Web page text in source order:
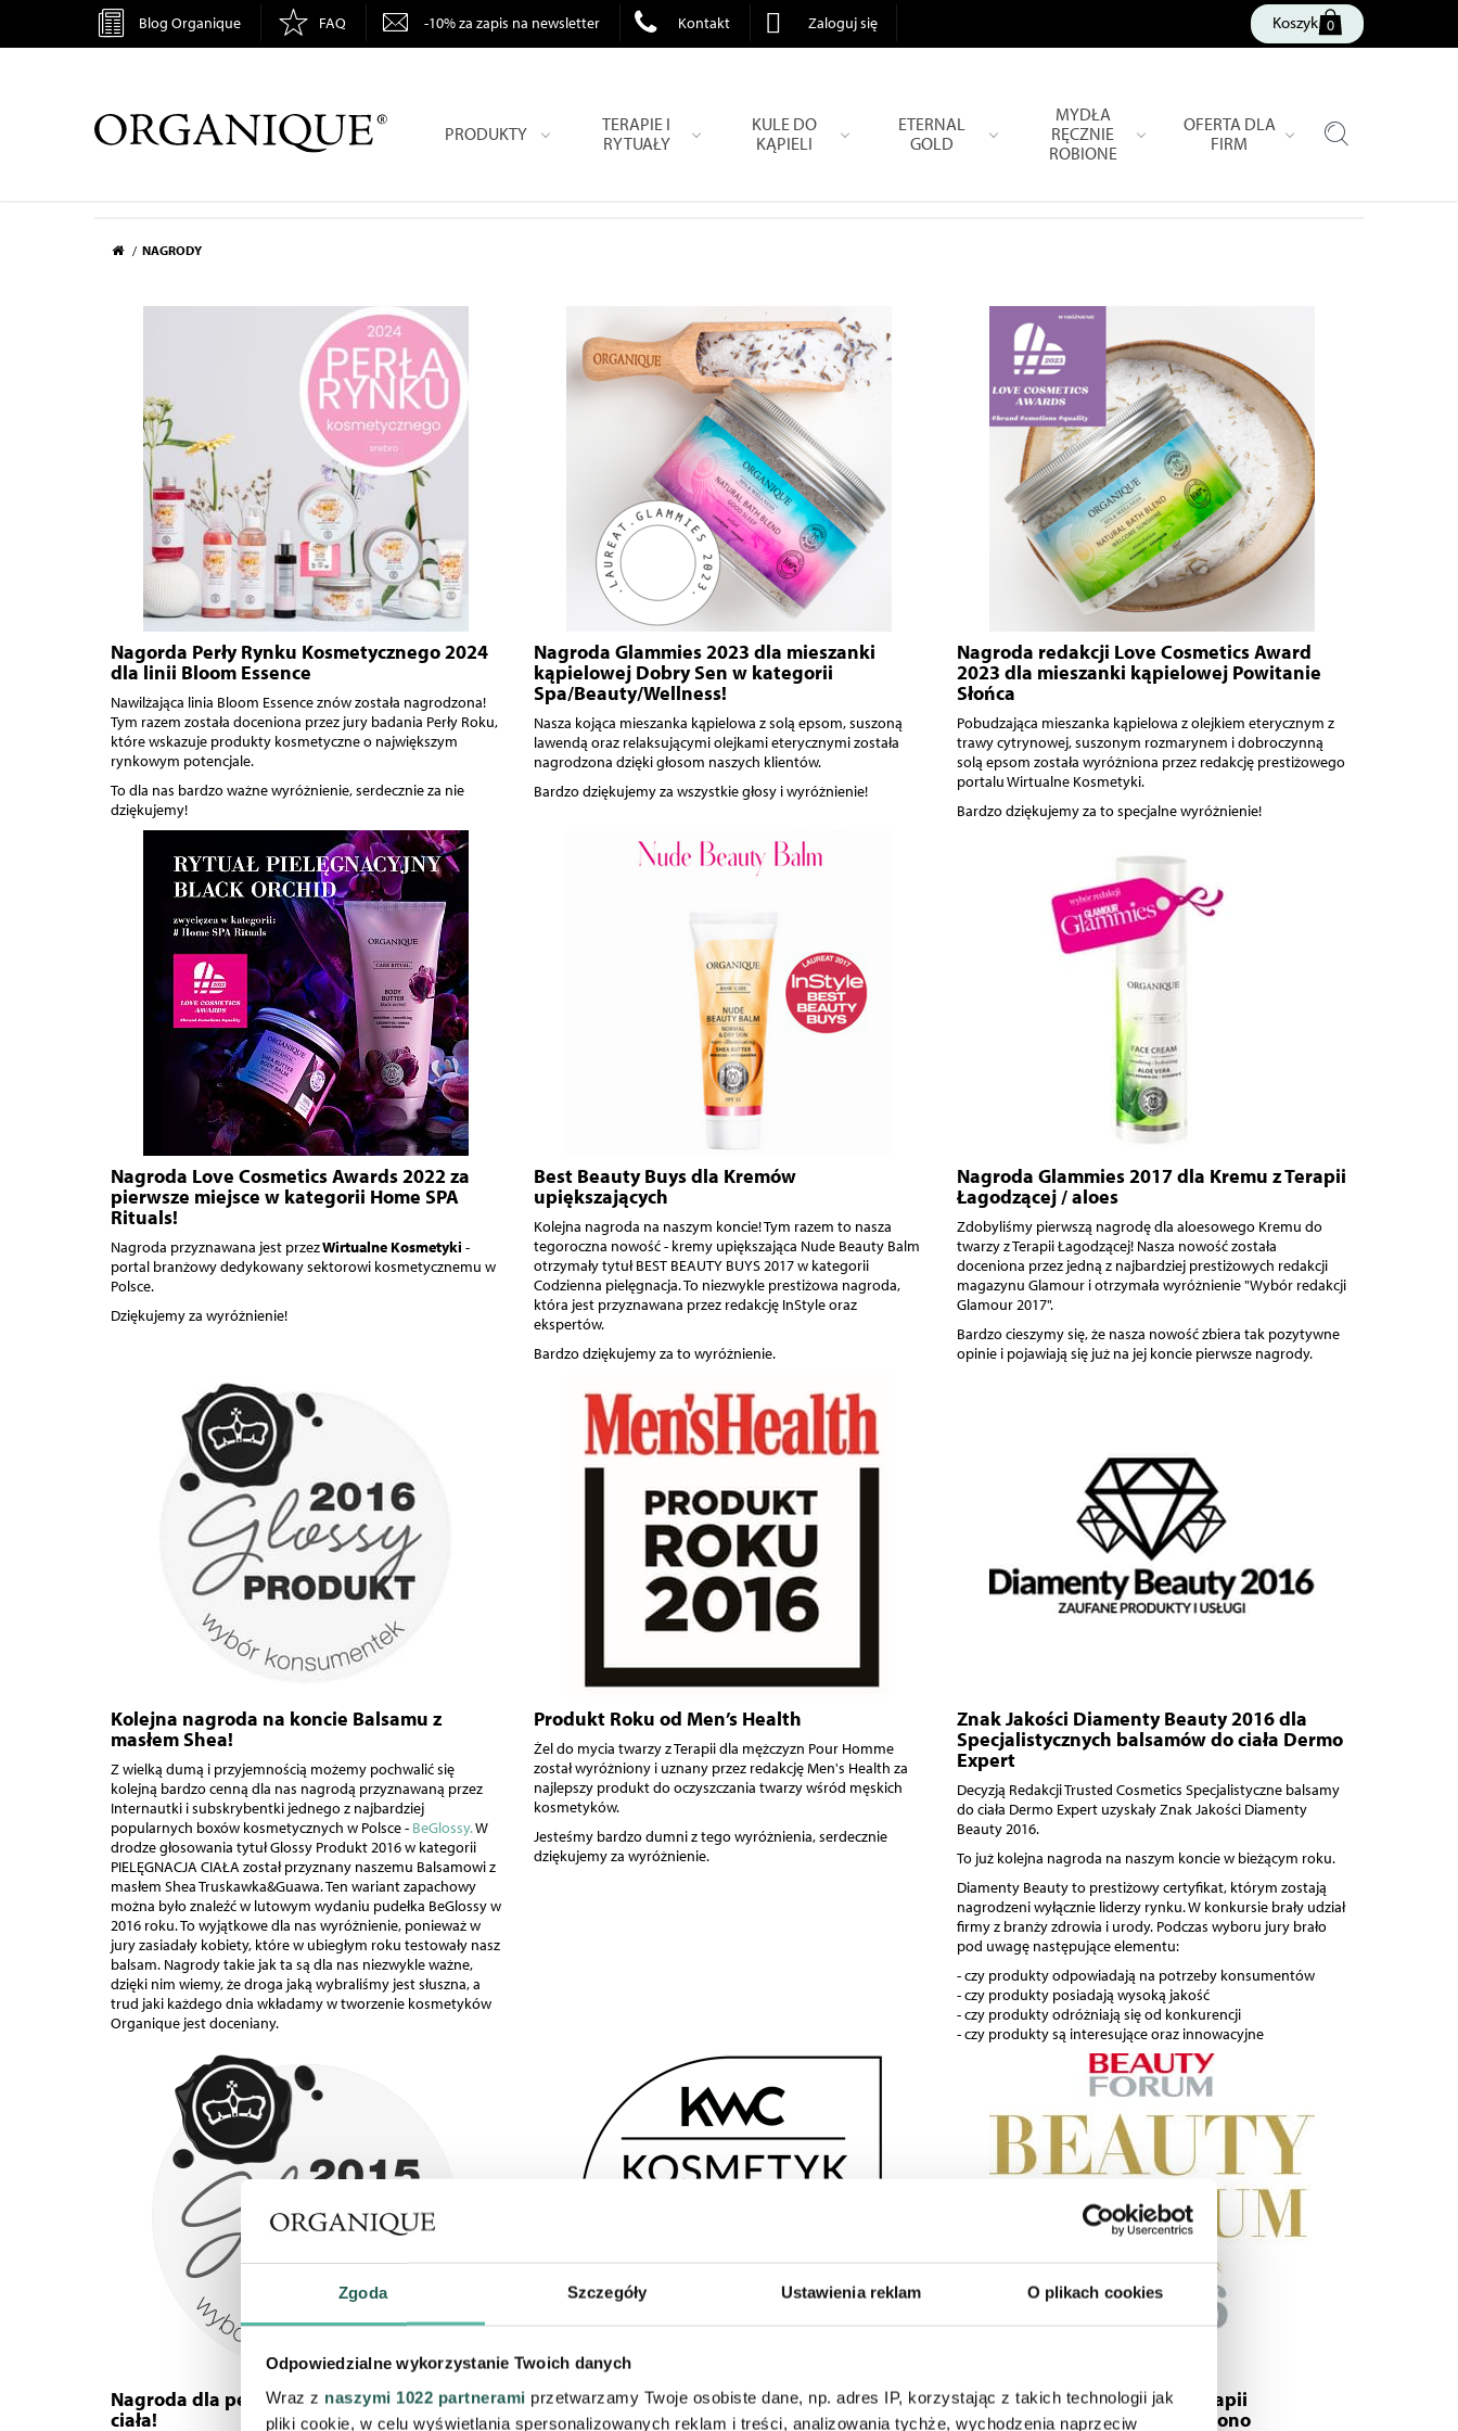
Zgoda Szczegóły Ustawienia reklam O plikach cookies
Odpowiedzialne wykorzystanie Twoich danych
Wraz z naszymi 1022 partnerami przetwarzamy Twoje osobiste dane, np. adres IP, korzystając z takich technologii jak
pliki cookie, w celu wyświetlania spersonalizowanych reklam i treści, analizowania tychże, wychodzenia naprzeciw
Koszyk 0
Blog Organique FAQ -10% za zapis na newsletter Kontakt Zaloguj się
ORGANIQUE PRODUKTY
TERAPIE I
RYTUAŁY
KULE DO
KĄPIELI
ETERNAL
GOLD
MYDŁA
RĘCZNIE
ROBIONE
OFERTA DLA
FIRM
NAGRODY
Nagorda Perły Rynku Kosmetycznego 2024
dla linii Bloom Essence
Nawilżająca linia Bloom Essence znów została nagrodzona!
Tym razem została doceniona przez jury badania Perły Roku,
które wskazuje produkty kosmetyczne o największym
rynkowym potencjale.
To dla nas bardzo ważne wyróżnienie, serdecznie za nie
dziękujemy!
Nagroda Glammies 2023 dla mieszanki
kąpielowej Dobry Sen w kategorii
Spa/Beauty/Wellness!
Nasza kojąca mieszanka kąpielowa z solą epsom, suszoną
lawendą oraz relaksującymi olejkami eterycznymi została
nagrodzona dzięki głosom naszych klientów.
Bardzo dziękujemy za wszystkie głosy i wyróżnienie!
Nagroda redakcji Love Cosmetics Award
2023 dla mieszanki kąpielowej Powitanie
Słońca
Pobudzająca mieszanka kąpielowa z olejkiem eterycznym z
trawy cytrynowej, suszonym rozmarynem i dobroczynną
solą epsom została wyróżniona przez redakcję prestiżowego
portalu Wirtualne Kosmetyki.
Bardzo dziękujemy za to specjalne wyróżnienie!
Nagroda Love Cosmetics Awards 2022 za
pierwsze miejsce w kategorii Home SPA
Rituals!
Nagroda przyznawana jest przezWirtualne Kosmetyki -
portal branżowy dedykowany sektorowi kosmetycznemu w
Polsce.
Dziękujemy za wyróżnienie!
Best Beauty Buys dla Kremów
upiększających
Kolejna nagroda na naszym koncie! Tym razem to nasza
tegoroczna nowość - kremy upiększająca Nude Beauty Balm
otrzymały tytuł BEST BEAUTY BUYS 2017 w kategorii
Codzienna pielęgnacja. To niezwykle prestiżowa nagroda,
która jest przyznawana przez redakcję InStyle oraz
ekspertów.
Bardzo dziękujemy za to wyróżnienie.
Nagroda Glammies 2017 dla Kremu z Terapii
Łagodzącej / aloes
Zdobyliśmy pierwszą nagrodę dla aloesowego Kremu do
twarzy z Terapii Łagodzącej! Nasza nowość została
doceniona przez jedną z najbardziej prestiżowych redakcji
magazynu Glamour i otrzymała wyróżnienie "Wybór redakcji
Glamour 2017".
Bardzo cieszymy się, że nasza nowość zbiera tak pozytywne
opinie i pojawiają się już na jej koncie pierwsze nagrody.
Kolejna nagroda na koncie Balsamu z
masłem Shea!
Z wielką dumą i przyjemnością możemy pochwalić się
kolejną bardzo cenną dla nas nagrodą przyznawaną przez
Internautki i subskrybentki jednego z najbardziej
popularnych boxów kosmetycznych w Polsce - BeGlossy.W
drodze głosowania tytuł Glossy Produkt 2016 w kategorii
PIELĘGNACJA CIAŁA został przyznany naszemu Balsamowi z
masłem Shea Truskawka&Guawa. Ten wariant zapachowy
można było znaleźć w lutowym wydaniu pudełka BeGlossy w
2016 roku. To wyjątkowe dla nas wyróżnienie, ponieważ w
jury zasiadały kobiety, które w ubiegłym roku testowały nasz
balsam. Nagrody takie jak ta są dla nas niezwykle ważne,
dzięki nim wiemy, że droga jaką wybraliśmy jest słuszna, a
trud jaki każdego dnia wkładamy w tworzenie kosmetyków
Organique jest doceniany.
Produkt Roku od Men’s Health
Żel do mycia twarzy z Terapii dla mężczyzn Pour Homme
został wyróżniony i uznany przez redakcję Men's Health za
najlepszy produkt do oczyszczania twarzy wśród męskich
kosmetyków.
Jesteśmy bardzo dumni z tego wyróżnienia, serdecznie
dziękujemy za wyróżnienie.
Znak Jakości Diamenty Beauty 2016 dla
Specjalistycznych balsamów do ciała Dermo
Expert
Decyzją Redakcji Trusted Cosmetics Specjalistyczne balsamy
do ciała Dermo Expert uzyskały Znak Jakości Diamenty
Beauty 2016.
To już kolejna nagroda na naszym koncie w bieżącym roku.
Diamenty Beauty to prestiżowy certyfikat, którym zostają
nagrodzeni wyłącznie liderzy rynku. W konkursie brały udział
firmy z branży zdrowia i urody. Podczas wyboru jury brało
pod uwagę następujące elementu:
- czy produkty odpowiadają na potrzeby konsumentów
- czy produkty posiadają wysoką jakość
- czy produkty odróżniają się od konkurencji
- czy produkty są interesujące oraz innowacyjne
Nagroda dla peelingującej pianki do mycia
ciała!
Kosmetyk Wszech Czasów dla balsamów z
masłem Shea!
Beauty Premium 2016 dla terapii
Przeciwstarzeniowej / Winogrono